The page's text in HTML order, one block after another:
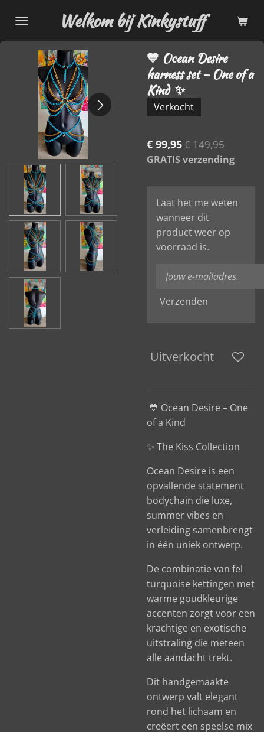
direct
naar
hoofdinhoud
Welkom bij Kinkystuff
💙 Ocean Desire
harness set – One of a
Kind ✨
Verkocht
€ 99,95€ 149,95
GRATIS verzending
Laat het me weten
wanneer dit
product weer op
voorraad is.
Verzenden
Uitverkocht
💙 Ocean Desire – One
of a Kind
✨ The Kiss Collection
Ocean Desire is een
opvallende statement
bodychain die luxe,
summer vibes en
verleiding samenbrengt
in één uniek ontwerp.
De combinatie van fel
turquoise kettingen met
warme goudkleurige
accenten zorgt voor een
krachtige en exotische
uitstraling die meteen
alle aandacht trekt.
Dit handgemaakte
ontwerp valt elegant
rond het lichaam en
creëert een speelse mix